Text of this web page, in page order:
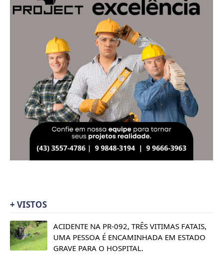
+ VISTOS
ACIDENTE NA PR-092, TRÊS VITIMAS FATAIS,
UMA PESSOA É ENCAMINHADA EM ESTADO
GRAVE PARA O HOSPITAL.